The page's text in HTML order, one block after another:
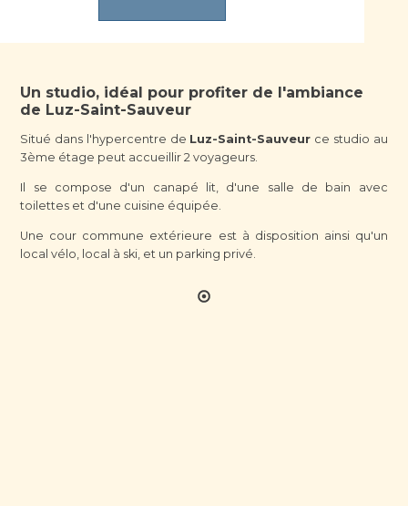
Un studio, idéal pour profiter de l'ambiance
de Luz-Saint-Sauveur
Situé dans l'hypercentre de Luz-Saint-Sauveur ce studio au
3ème étage peut accueillir 2 voyageurs.
Il se compose d'un canapé lit, d'une salle de bain avec
toilettes et d'une cuisine équipée.
Une cour commune extérieure est à disposition ainsi qu'un
local vélo, local à ski, et un parking privé.